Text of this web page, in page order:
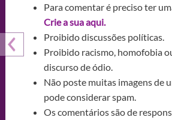
Para comentar é preciso ter
Crie a sua aqui.
Proibido discussões políticas.
Proibido racismo, homofobia
discurso de ódio.
Não poste muitas imagens de
pode considerar spam.
Os comentários são de